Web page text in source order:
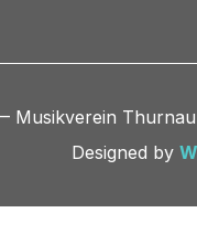
Thurnau
Designed by